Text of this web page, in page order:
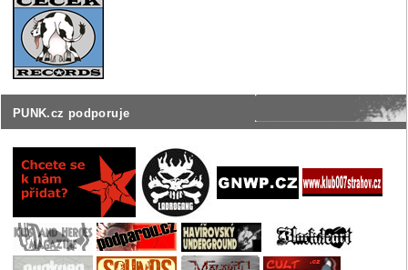
PUNK.cz podporuje